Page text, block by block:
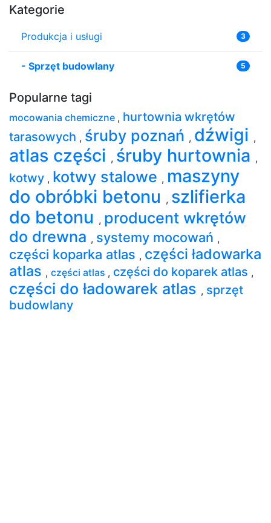
Kategorie
Produkcja i usługi 3
- Sprzęt budowlany 5
Popularne tagi
mocowania chemiczne , hurtownia wkrętów
tarasowych , śruby poznań , dźwigi ,
atlas części , śruby hurtownia ,
kotwy , kotwy stalowe , maszyny
do obróbki betonu , szlifierka
do betonu‎ , producent wkrętów
do drewna , systemy mocowań ,
części koparka atlas , części ładowarka
atlas , części atlas , części do koparek atlas ,
części do ładowarek atlas , sprzęt
budowlany